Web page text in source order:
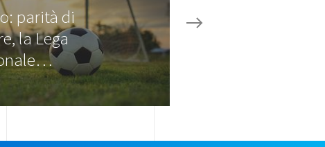
parità di
la Lega